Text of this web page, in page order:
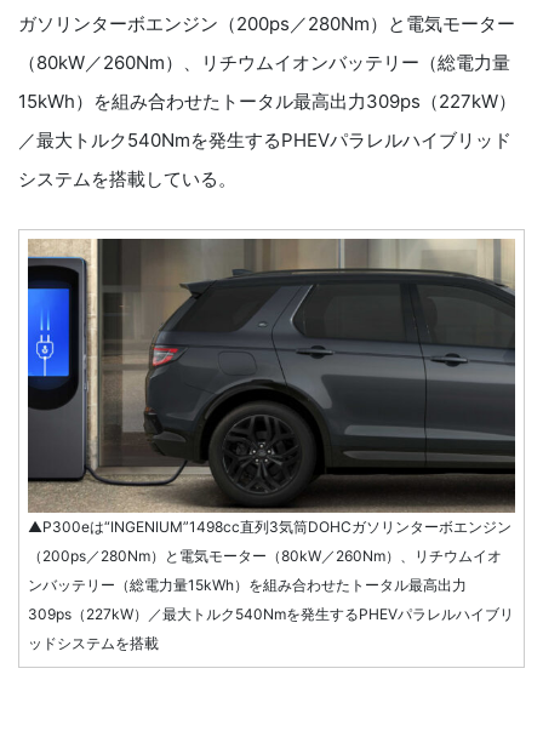
ガソリンターボエンジン（200ps／280Nm）と電気モーター
（80kW／260Nm）、リチウムイオンバッテリー（総電力量
15kWh）を組み合わせたトータル最高出力309ps（227kW）
／最大トルク540Nmを発生するPHEVパラレルハイブリッド
システムを搭載している。
▲P300eは“INGENIUM”1498cc直列3気筒DOHCガソリンターボエンジン
（200ps／280Nm）と電気モーター（80kW／260Nm）、リチウムイオ
ンバッテリー（総電力量15kWh）を組み合わせたトータル最高出力
309ps（227kW）／最大トルク540Nmを発生するPHEVパラレルハイブリ
ッドシステムを搭載